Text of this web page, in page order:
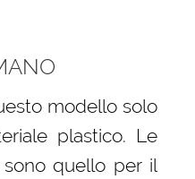
modello solo
plastico. Le
quello per il